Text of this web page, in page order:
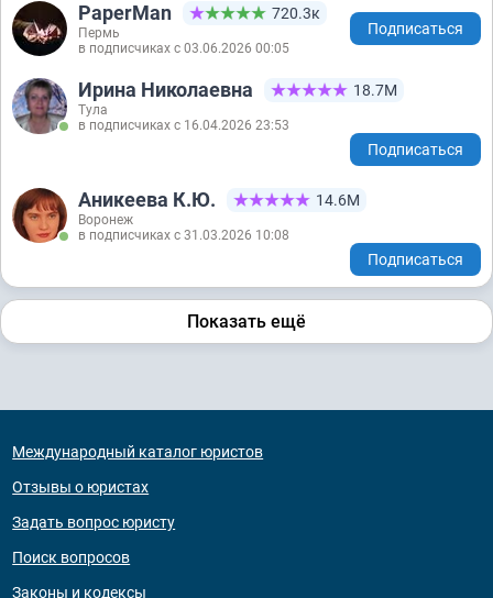
PaperMan 720.3к
Пермь
в подписчиках с 03.06.2026 00:05
Подписаться
Ирина Николаевна 18.7М
Тула
в подписчиках с 16.04.2026 23:53
Подписаться
Аникеева К.Ю. 14.6М
Воронеж
в подписчиках с 31.03.2026 10:08
Подписаться
Показать ещё
Международный каталог юристов
Отзывы о юристах
Задать вопрос юристу
Поиск вопросов
Законы и кодексы